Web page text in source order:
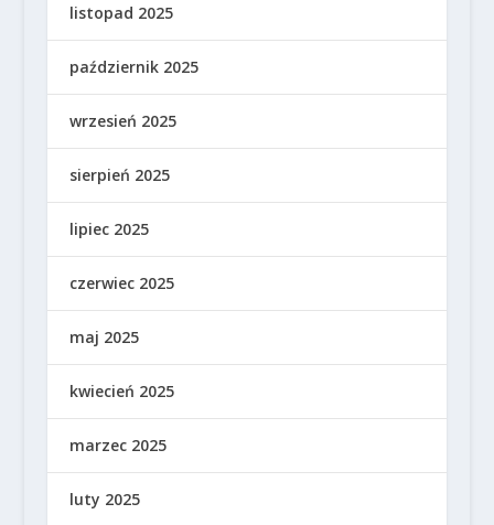
listopad 2025
październik 2025
wrzesień 2025
sierpień 2025
lipiec 2025
czerwiec 2025
maj 2025
kwiecień 2025
marzec 2025
luty 2025